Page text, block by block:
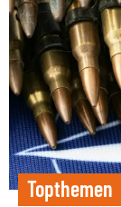
Topthemen